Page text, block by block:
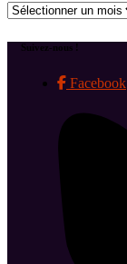
Archives
Suivez-nous !
Facebook